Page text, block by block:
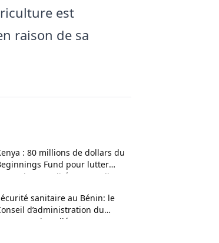
est
raison de sa
: 80 millions de dollars du
Fund pour lutter
contre la mortalité maternelle
sanitaire au Bénin: le
d’administration du
LNCQPSEA installé